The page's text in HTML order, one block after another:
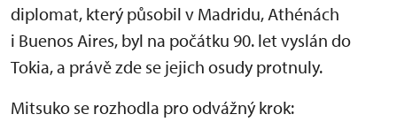
diplomat, který působil v Madridu, Athénách
i Buenos Aires, byl na počátku 90. let vyslán do
Tokia, a právě zde se jejich osudy protnuly.
Mitsuko se rozhodla pro odvážný krok: